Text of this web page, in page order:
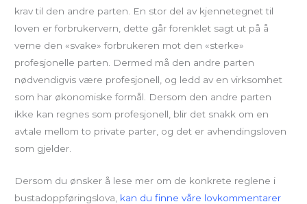
krav til den andre parten. En stor del av kjennetegnet til
loven er forbrukervern, dette går forenklet sagt ut på å
verne den «svake» forbrukeren mot den «sterke»
profesjonelle parten. Dermed må den andre parten
nødvendigvis være profesjonell, og ledd av en virksomhet
som har økonomiske formål. Dersom den andre parten
ikke kan regnes som profesjonell, blir det snakk om en
avtale mellom to private parter, og det er avhendingsloven
som gjelder.
Dersom du ønsker å lese mer om de konkrete reglene i
bustadoppføringslova, kan du finne våre lovkommentarer